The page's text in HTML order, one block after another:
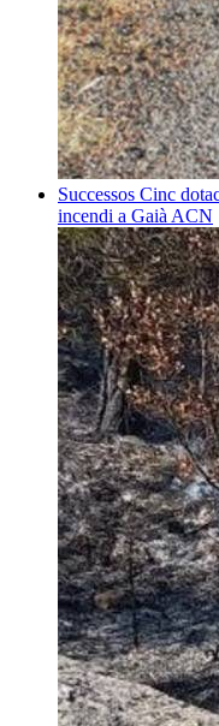
Successos Cinc
incendi a Gaià ACN